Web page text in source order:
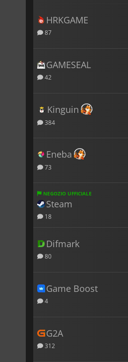
HRKGAME
87
GAMESEAL
42
Kinguin
384
Eneba
73
NEGOZIO UFFICIALE
Steam
18
Difmark
80
Game Boost
4
G2A
312